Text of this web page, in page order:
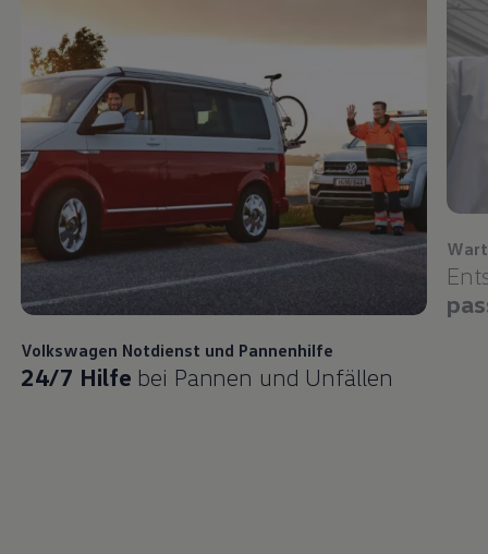
Volkswagen Notdienst und Pannenhilfe
24/7 Hilfe bei Pannen und Unfällen